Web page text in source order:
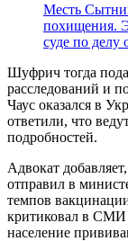
Месть
похищения.
суде по делу
Шуфрич тогда
расследований и
Чаус оказался в
ответили, что
подробностей.
Адвокат
отправил в
темпов
критиковал в СМИ
население